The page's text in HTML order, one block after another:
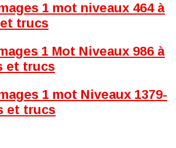
1 mot niveaux 464 à
trucs
1 Mot Niveaux 986 à
et trucs
1 mot Niveaux 1379-
et trucs